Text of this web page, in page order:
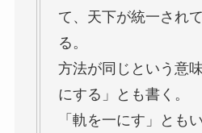
て、天下が統一され
る。
方法が同じという意
にする」とも書く。
「軌を一にす」ともい